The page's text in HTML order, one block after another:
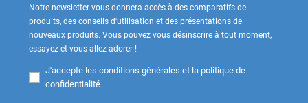
Notre newsletter vous donnera accès à des comparatifs de
produits, des conseils d'utilisation et des présentations de
nouveaux produits. Vous pouvez vous désinscrire à tout moment,
essayez et vous allez adorer !
J'accepte les conditions générales et la politique de
confidentialité